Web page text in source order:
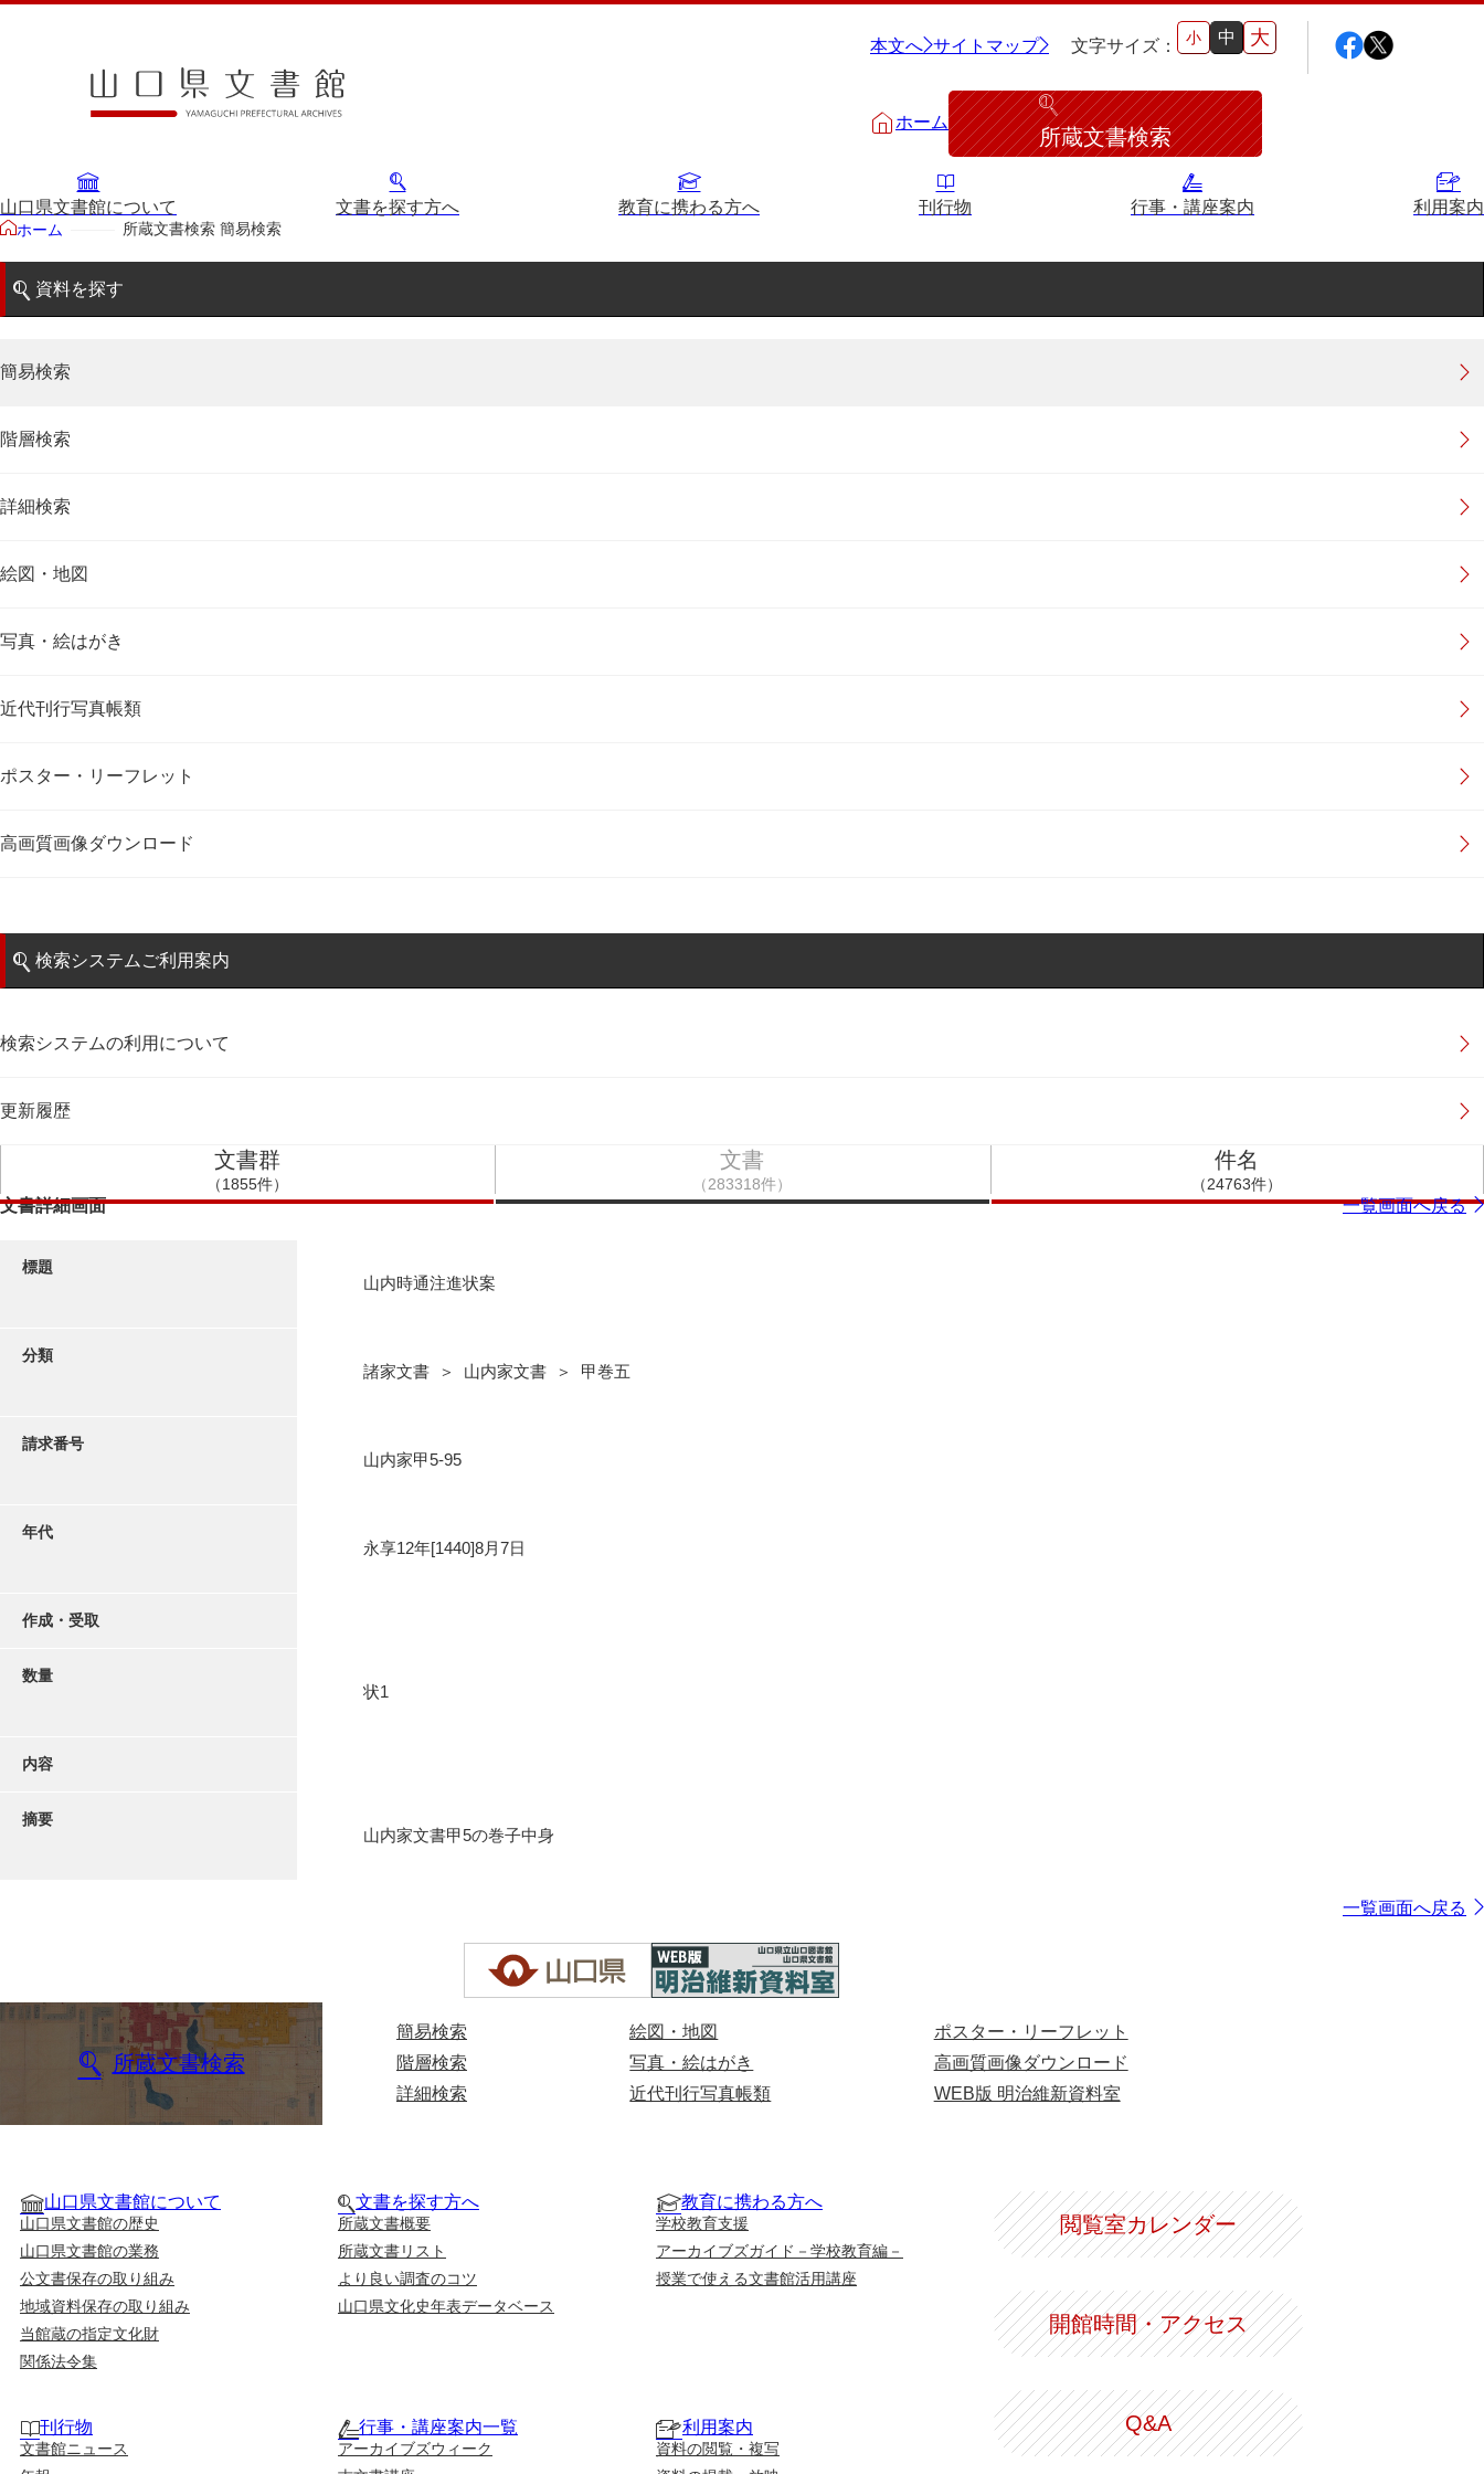
本文へ サイトマップ 文字サイズ： 小 中 大
ホーム
所蔵文書検索
山口県文書館について 文書を探す方へ 教育に携わる方へ 刊行物 行事・講座案内 利用案内
ホーム 所蔵文書検索 簡易検索
資料を探す
簡易検索
階層検索
詳細検索
絵図・地図
写真・絵はがき
近代刊行写真帳類
ポスター・リーフレット
高画質画像ダウンロード
検索システムご利用案内
検索システムの利用について
更新履歴
文書群
（1855件）
文書
（283318件）
件名
（24763件）
文書詳細画面 一覧画面へ戻る
標題
山内時通注進状案
分類
諸家文書 ＞ 山内家文書 ＞ 甲巻五
請求番号
山内家甲5-95
年代
永享12年[1440]8月7日
作成・受取
数量
状1
内容
摘要
山内家文書甲5の巻子中身
一覧画面へ戻る
所蔵文書検索
簡易検索
階層検索
詳細検索
絵図・地図
写真・絵はがき
近代刊行写真帳類
ポスター・リーフレット
高画質画像ダウンロード
WEB版 明治維新資料室
山口県文書館について
山口県文書館の歴史
山口県文書館の業務
公文書保存の取り組み
地域資料保存の取り組み
当館蔵の指定文化財
関係法令集
文書を探す方へ
所蔵文書概要
所蔵文書リスト
より良い調査のコツ
山口県文化史年表データベース
教育に携わる方へ
学校教育支援
アーカイブズガイド－学校教育編－
授業で使える文書館活用講座
刊行物
文書館ニュース
行事・講座案内一覧
アーカイブズウィーク
利用案内
資料の閲覧・複写
閲覧室カレンダー
開館時間・アクセス
Q&A